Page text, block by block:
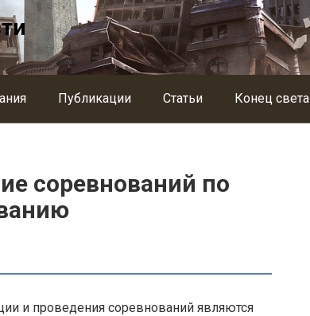
Публикации Статьи Конец света
соревнований по
и проведения соревнований являются